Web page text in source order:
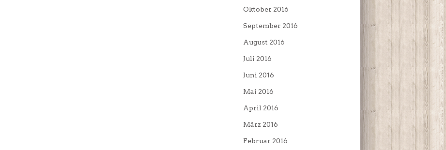
Oktober 2016
September 2016
August 2016
Juli 2016
Juni 2016
Mai 2016
April 2016
März 2016
Februar 2016